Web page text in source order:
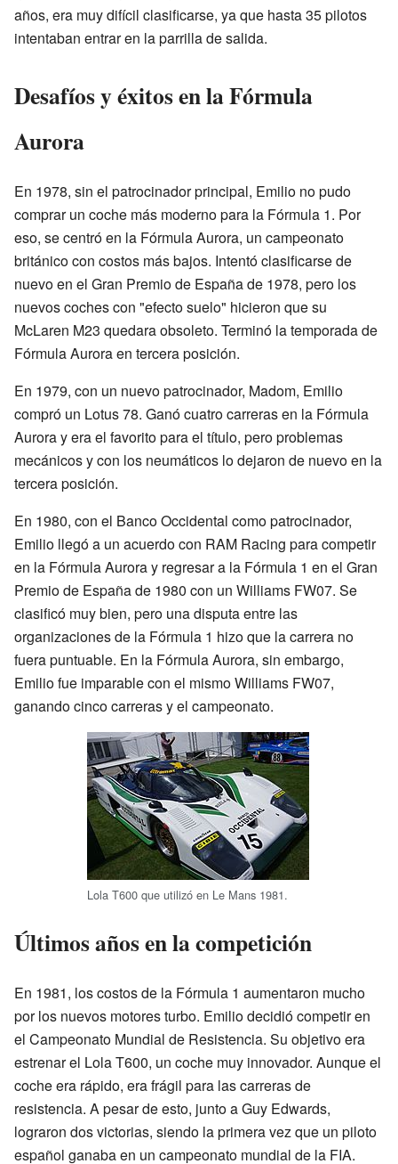
años, era muy difícil clasificarse, ya que hasta 35 pilotos
intentaban entrar en la parrilla de salida.
Desafíos y éxitos en la Fórmula
Aurora
En 1978, sin el patrocinador principal, Emilio no pudo
comprar un coche más moderno para la Fórmula 1. Por
eso, se centró en la Fórmula Aurora, un campeonato
británico con costos más bajos. Intentó clasificarse de
nuevo en el Gran Premio de España de 1978, pero los
nuevos coches con "efecto suelo" hicieron que su
McLaren M23 quedara obsoleto. Terminó la temporada de
Fórmula Aurora en tercera posición.
En 1979, con un nuevo patrocinador, Madom, Emilio
compró un Lotus 78. Ganó cuatro carreras en la Fórmula
Aurora y era el favorito para el título, pero problemas
mecánicos y con los neumáticos lo dejaron de nuevo en la
tercera posición.
En 1980, con el Banco Occidental como patrocinador,
Emilio llegó a un acuerdo con RAM Racing para competir
en la Fórmula Aurora y regresar a la Fórmula 1 en el Gran
Premio de España de 1980 con un Williams FW07. Se
clasificó muy bien, pero una disputa entre las
organizaciones de la Fórmula 1 hizo que la carrera no
fuera puntuable. En la Fórmula Aurora, sin embargo,
Emilio fue imparable con el mismo Williams FW07,
ganando cinco carreras y el campeonato.
Lola T600 que utilizó en Le Mans 1981.
Últimos años en la competición
En 1981, los costos de la Fórmula 1 aumentaron mucho
por los nuevos motores turbo. Emilio decidió competir en
el Campeonato Mundial de Resistencia. Su objetivo era
estrenar el Lola T600, un coche muy innovador. Aunque el
coche era rápido, era frágil para las carreras de
resistencia. A pesar de esto, junto a Guy Edwards,
lograron dos victorias, siendo la primera vez que un piloto
español ganaba en un campeonato mundial de la FIA.